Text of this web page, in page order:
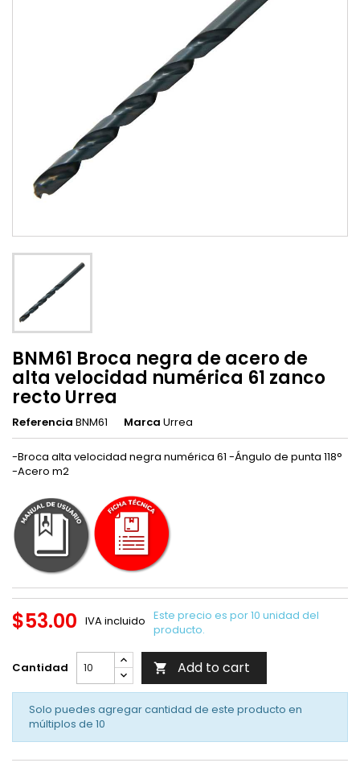
BNM61 Broca negra de acero de
alta velocidad numérica 61 zanco
recto Urrea
Referencia BNM61 Marca Urrea
-Broca alta velocidad negra numérica 61 -Ángulo de punta 118°
-Acero m2
$53.00 IVA incluido Este precio es por 10 unidad del
producto.
Cantidad  Add to cart
Solo puedes agregar cantidad de este producto en
múltiplos de 10